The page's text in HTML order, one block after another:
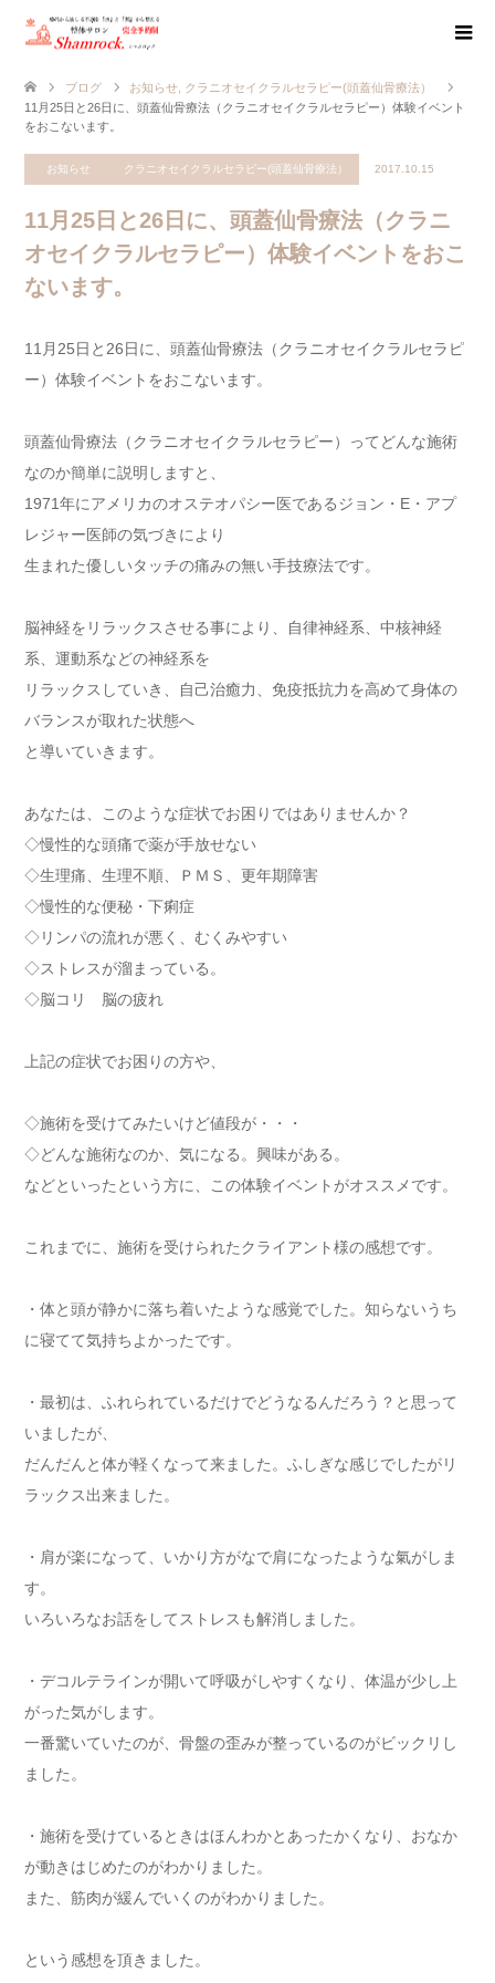
ブログ お知らせ クラニオセイクラルセラピー(頭蓋仙骨療法）
11月25日と26日に、頭蓋仙骨療法（クラニオセイクラルセラピー）体験イベント
をおこないます。
お知らせ クラニオセイクラルセラピー(頭蓋仙骨療法） 2017.10.15
11月25日と26日に、頭蓋仙骨療法（クラニ
オセイクラルセラピー）体験イベントをおこ
ないます。
11月25日と26日に、頭蓋仙骨療法（クラニオセイクラルセラピ
ー）体験イベントをおこないます。
頭蓋仙骨療法（クラニオセイクラルセラピー）ってどんな施術
なのか簡単に説明しますと、
1971年にアメリカのオステオパシー医であるジョン・E・アプ
レジャー医師の気づきにより
生まれた優しいタッチの痛みの無い手技療法です。
脳神経をリラックスさせる事により、自律神経系、中核神経
系、運動系などの神経系を
リラックスしていき、自己治癒力、免疫抵抗力を高めて身体の
バランスが取れた状態へ
と導いていきます。
あなたは、このような症状でお困りではありませんか？
◇慢性的な頭痛で薬が手放せない
◇生理痛、生理不順、ＰＭＳ、更年期障害
◇慢性的な便秘・下痢症
◇リンパの流れが悪く、むくみやすい
◇ストレスが溜まっている。
◇脳コリ 脳の疲れ
上記の症状でお困りの方や、
◇施術を受けてみたいけど値段が・・・
◇どんな施術なのか、気になる。興味がある。
などといったという方に、この体験イベントがオススメです。
これまでに、施術を受けられたクライアント様の感想です。
・体と頭が静かに落ち着いたような感覚でした。知らないうち
に寝てて気持ちよかったです。
・最初は、ふれられているだけでどうなるんだろう？と思って
いましたが、
だんだんと体が軽くなって来ました。ふしぎな感じでしたがリ
ラックス出来ました。
・肩が楽になって、いかり方がなで肩になったような氣がしま
す。
いろいろなお話をしてストレスも解消しました。
・デコルテラインが開いて呼吸がしやすくなり、体温が少し上
がった気がします。
一番驚いていたのが、骨盤の歪みが整っているのがビックリし
ました。
・施術を受けているときはほんわかとあったかくなり、おなか
が動きはじめたのがわかりました。
また、筋肉が緩んでいくのがわかりました。
という感想を頂きました。